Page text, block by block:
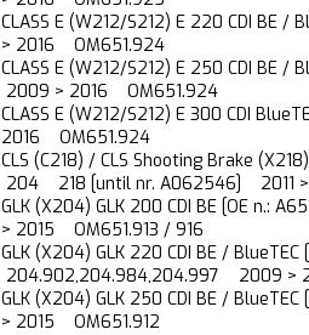
CLASS E (W212/S212) E 220 CDI
> 2016 OM651.924
CLASS E (W212/S212) E 250 CDI
2009 > 2016 OM651.924
CLASS E (W212/S212) E 300 CDI
2016 OM651.924
CLS (C218) / CLS Shooting Brake
204 218 [until nr. A062546] 2011
GLK (X204) GLK 200 CDI BE [OE
> 2015 OM651.913 / 916
GLK (X204) GLK 220 CDI BE /
204.902,204.984,204.997 2009 >
GLK (X204) GLK 250 CDI BE /
> 2015 OM651.912